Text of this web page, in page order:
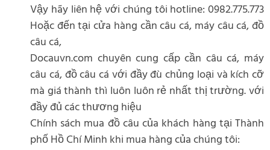
Vậy hãy liên hệ với chúng tôi hotline: 0982.775.773
Hoặc đến tại cửa hàng cần câu cá, máy câu cá, đồ
câu cá,
Docauvn.com chuyên cung cấp cần câu cá, máy
câu cá, đồ câu cá với đầy đù chủng loại và kích cỡ
mà giá thành thì luôn luôn rẻ nhất thị trường. với
đầy đủ các thương hiệu
Chính sách mua đồ câu của khách hàng tại Thành
phố Hồ Chí Minh khi mua hàng của chúng tôi: